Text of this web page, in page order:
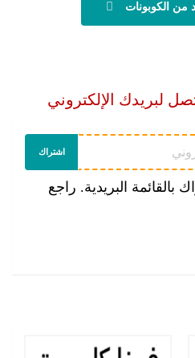
من الكوبونات
لبريدك الإلكتروني
اشتراك
بالقائمة البريدية. راجع